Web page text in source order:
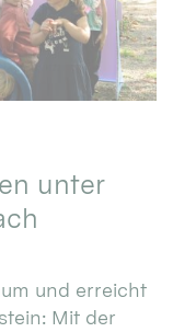
unter
und erreicht
Mit der